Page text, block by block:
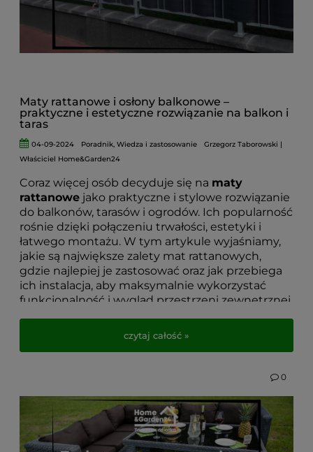
Maty rattanowe i osłony balkonowe –
praktyczne i estetyczne rozwiązanie na balkon i
taras
04-09-2024 Poradnik,Wiedza i zastosowanie
Grzegorz Taborowski |
Właściciel Home&Garden24
Coraz więcej osób decyduje się na maty
rattanowe jako praktyczne i stylowe rozwiązanie
do balkonów, tarasów i ogrodów. Ich popularność
rośnie dzięki połączeniu trwałości, estetyki i
łatwego montażu. W tym artykule wyjaśniamy,
jakie są największe zalety mat rattanowych,
gdzie najlepiej je zastosować oraz jak przebiega
ich instalacja, aby maksymalnie wykorzystać
funkcjonalność i wygląd przestrzeni zewnętrznej.
Jeśli szukasz sposobu naosłonę balkonu przed
wiatrem, słońcem i wzrokiem przechodniów
jednocześnie chcesz wprowadzić elegancki,
najlepszą decyzję.
czytaj całość »
0